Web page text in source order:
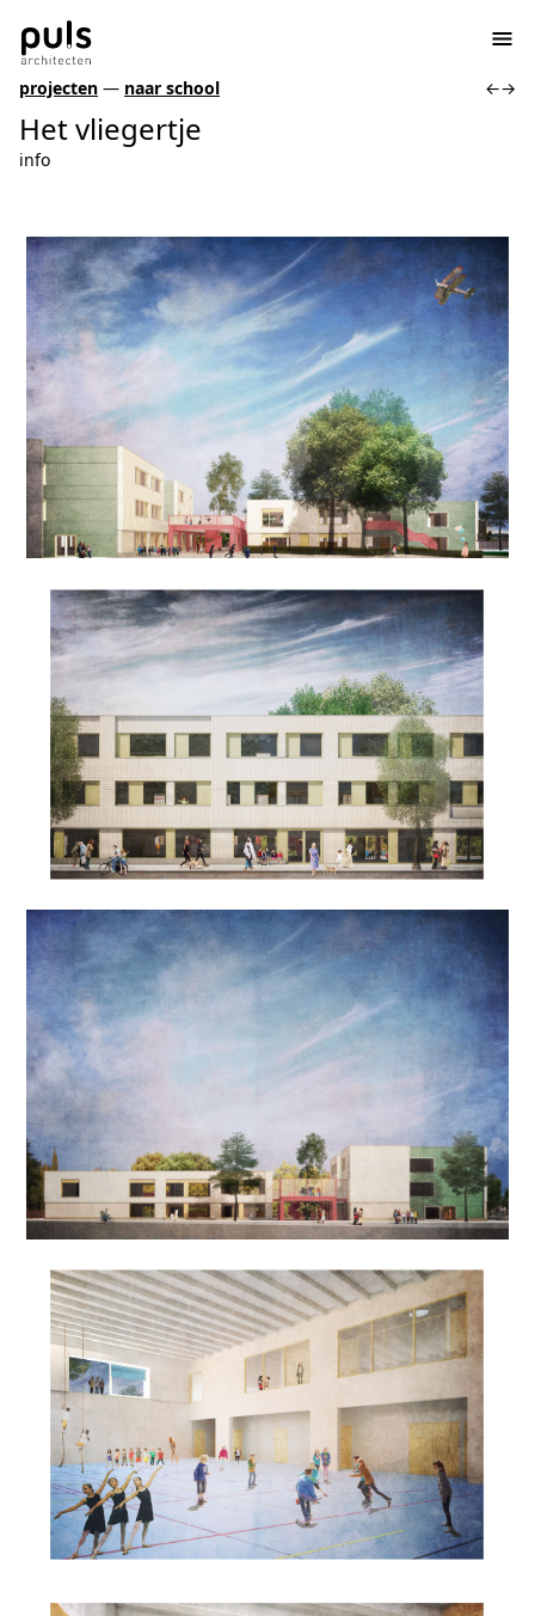
projecten — naar school ←→
Het vliegertje
info